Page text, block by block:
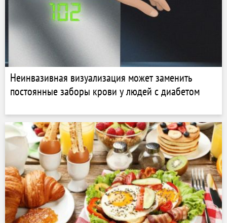
Неинвазивная визуализация может заменить
постоянные заборы крови у людей с диабетом